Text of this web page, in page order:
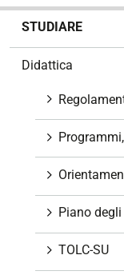
STUDIARE
Didattica
Piano
TOLC-SU